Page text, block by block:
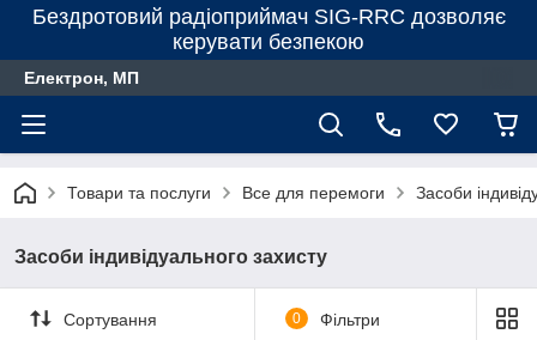
Бездротовий радіоприймач SIG-RRC дозволяє
керувати безпекою
Електрон, МП
Товари та послуги Все для перемоги Засоби
Засоби індивідуального захисту
Сортування 0 Фільтри